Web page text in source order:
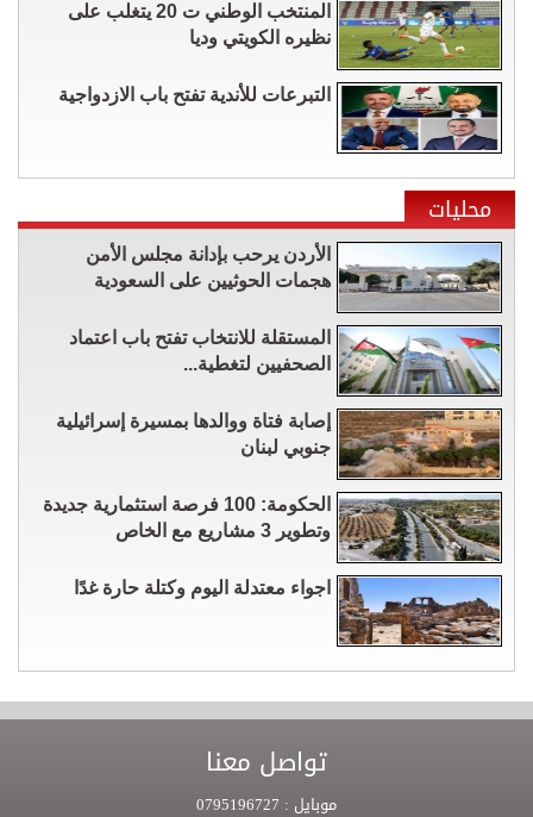
المنتخب الوطني ت 20 يتغلب على
نظيره الكويتي وديا
التبرعات للأندية تفتح باب الازدواجية
محليات
الأردن يرحب بإدانة مجلس الأمن
هجمات الحوثيين على السعودية
المستقلة للانتخاب تفتح باب اعتماد
الصحفيين لتغطية...
إصابة فتاة ووالدها بمسيرة إسرائيلية
جنوبي لبنان
الحكومة: 100 فرصة استثمارية جديدة
وتطوير 3 مشاريع مع الخاص
اجواء معتدلة اليوم وكتلة حارة غدًا
تواصل معنا
موبايل :